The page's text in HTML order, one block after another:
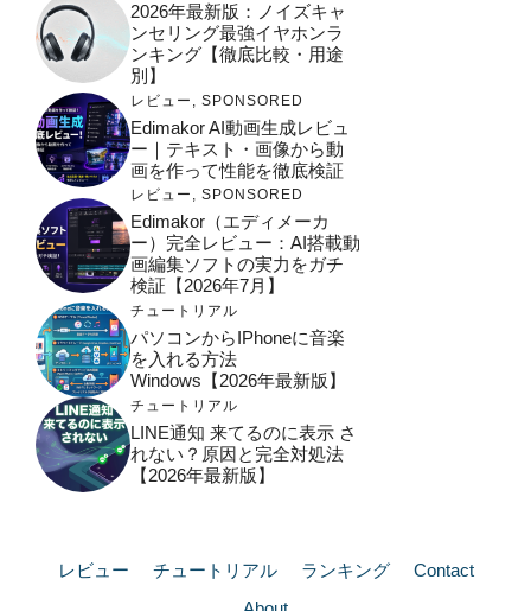
2026年最新版：ノイズキャ
ンセリング最強イヤホンラ
ンキング【徹底比較・用途
別】
レビュー , SPONSORED
Edimakor AI動画生成レビュ
ー｜テキスト・画像から動
画を作って性能を徹底検証
レビュー , SPONSORED
Edimakor（エディメーカ
ー）完全レビュー：AI搭載動
画編集ソフトの実力をガチ
検証【2026年7月】
チュートリアル
パソコンからiPhoneに音楽
を入れる方法
Windows【2026年最新版】
チュートリアル
LINE通知 来てるのに表示 さ
れない？原因と完全対処法
【2026年最新版】
レビュー チュートリアル ランキング
Contact